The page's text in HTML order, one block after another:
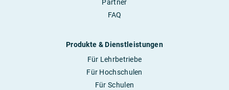
Partner
FAQ
Produkte & Dienstleistungen
Für Lehrbetriebe
Für Hochschulen
Für Schulen